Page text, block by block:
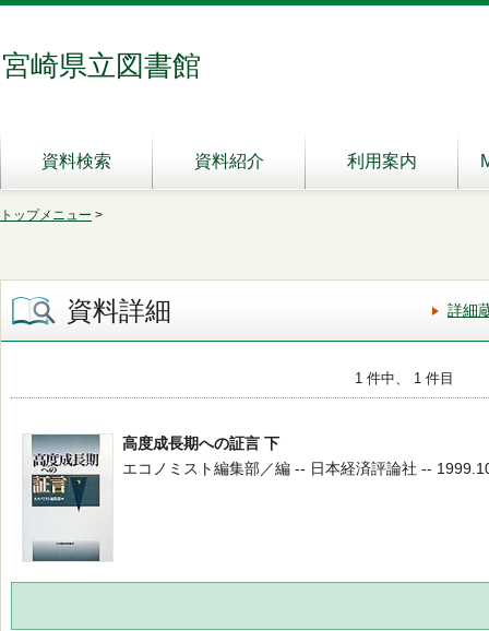
宮崎県立図書館
資料検索 資料紹介 利用案内
トップメニュー >
資料詳細 詳細
1 件中、 1 件目
高度成長期への証言 下
エコノミスト編集部／編 -- 日本経済評論社 --